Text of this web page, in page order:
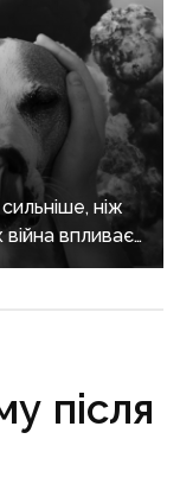
ніж
впливає
після